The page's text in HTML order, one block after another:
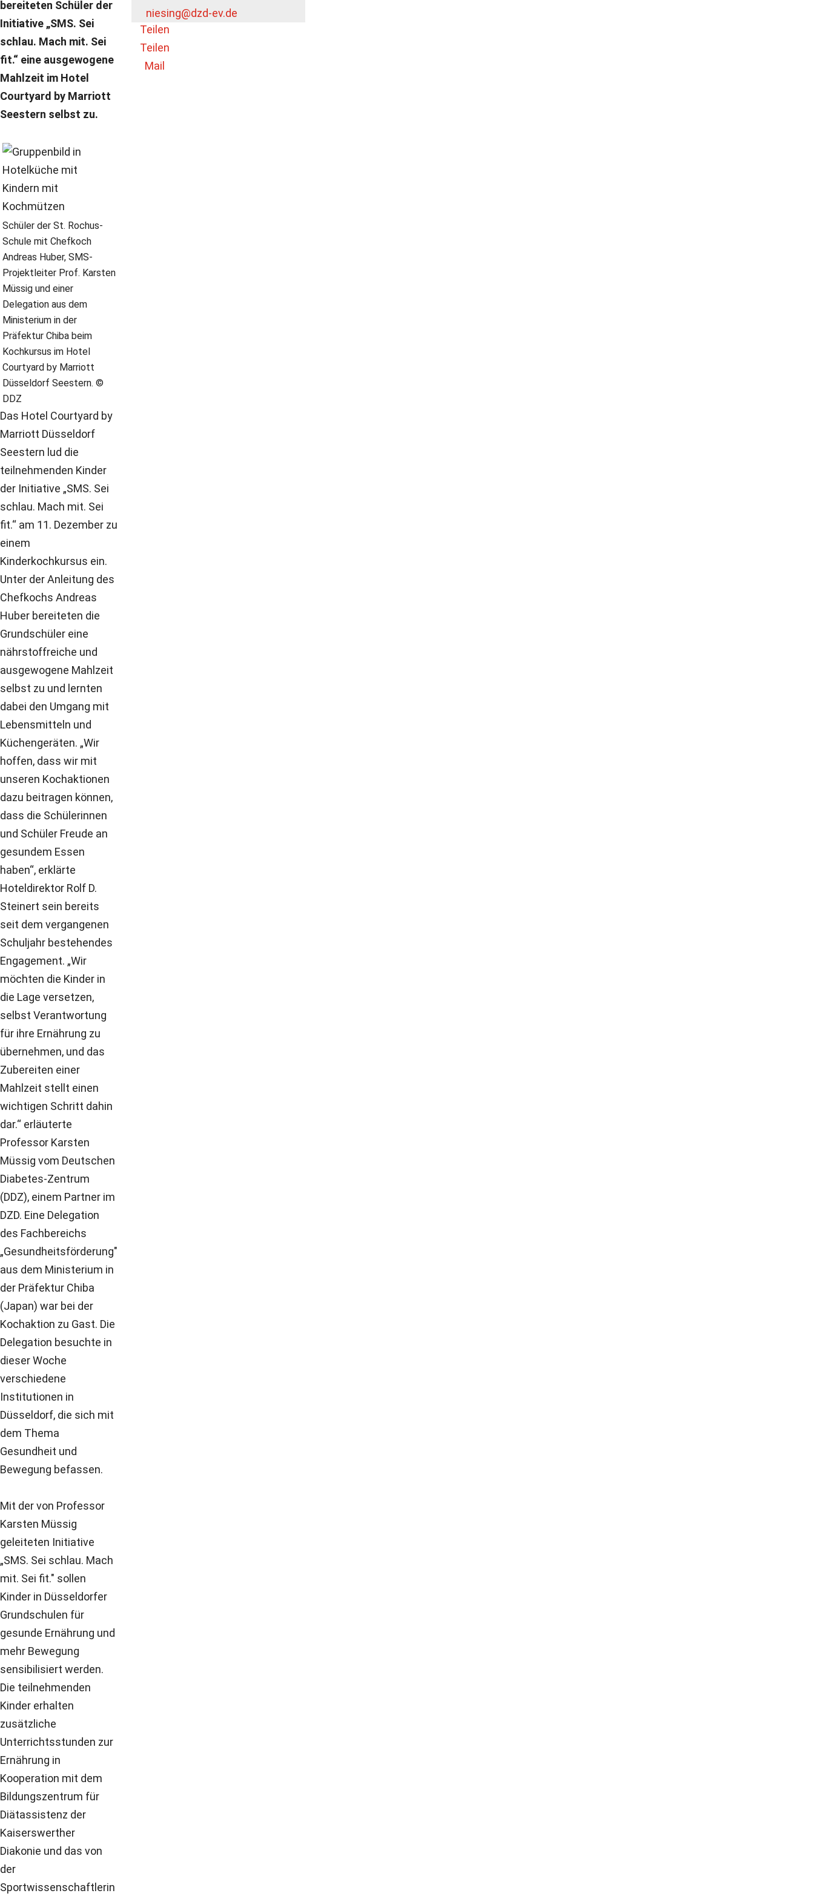
bereiteten Schüler der
Initiative „SMS. Sei
schlau. Mach mit. Sei
fit.“ eine ausgewogene
Mahlzeit im Hotel
Courtyard by Marriott
Seestern selbst zu.
Schüler der St. Rochus-
Schule mit Chefkoch
Andreas Huber, SMS-
Projektleiter Prof. Karsten
Müssig und einer
Delegation aus dem
Ministerium in der
Präfektur Chiba beim
Kochkursus im Hotel
Courtyard by Marriott
Düsseldorf Seestern. ©
DDZ
Das Hotel Courtyard by
Marriott Düsseldorf
Seestern lud die
teilnehmenden Kinder
der Initiative „SMS. Sei
schlau. Mach mit. Sei
fit.“ am 11. Dezember zu
einem
Kinderkochkursus ein.
Unter der Anleitung des
Chefkochs Andreas
Huber bereiteten die
Grundschüler eine
nährstoffreiche und
ausgewogene Mahlzeit
selbst zu und lernten
dabei den Umgang mit
Lebensmitteln und
Küchengeräten. „Wir
hoffen, dass wir mit
unseren Kochaktionen
dazu beitragen können,
dass die Schülerinnen
und Schüler Freude an
gesundem Essen
haben“, erklärte
Hoteldirektor Rolf D.
Steinert sein bereits
seit dem vergangenen
Schuljahr bestehendes
Engagement. „Wir
möchten die Kinder in
die Lage versetzen,
selbst Verantwortung
für ihre Ernährung zu
übernehmen, und das
Zubereiten einer
Mahlzeit stellt einen
wichtigen Schritt dahin
dar.“ erläuterte
Professor Karsten
Müssig vom Deutschen
Diabetes-Zentrum
(DDZ), einem Partner im
DZD. Eine Delegation
des Fachbereichs
„Gesundheitsförderung"
aus dem Ministerium in
der Präfektur Chiba
(Japan) war bei der
Kochaktion zu Gast. Die
Delegation besuchte in
dieser Woche
verschiedene
Institutionen in
Düsseldorf, die sich mit
dem Thema
Gesundheit und
Bewegung befassen.
Mit der von Professor
Karsten Müssig
geleiteten Initiative
„SMS. Sei schlau. Mach
mit. Sei fit." sollen
Kinder in Düsseldorfer
Grundschulen für
gesunde Ernährung und
mehr Bewegung
sensibilisiert werden.
Die teilnehmenden
Kinder erhalten
zusätzliche
Unterrichtsstunden zur
Ernährung in
Kooperation mit dem
Bildungszentrum für
Diätassistenz der
Kaiserswerther
Diakonie und das von
der
Sportwissenschaftlerin
Teilen
Teilen
Teilen
Mail
niesing@dzd-ev.de